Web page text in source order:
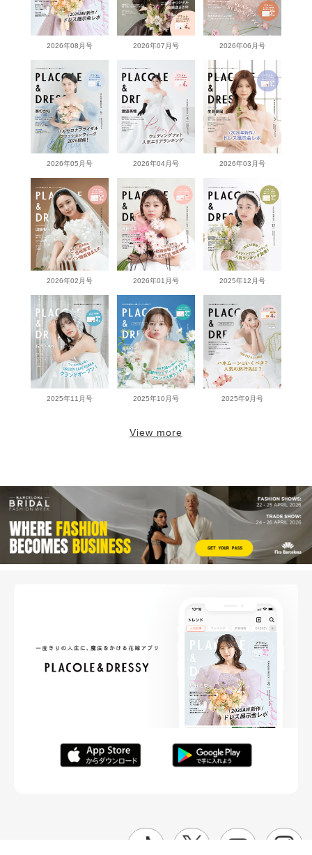
2026年08月号 2026年07月号 2026年06月号
2026年05月号 2026年04月号 2026年03月号
2026年02月号 2026年01月号 2025年12月号
2025年11月号 2025年10月号 2025年9月号
View more